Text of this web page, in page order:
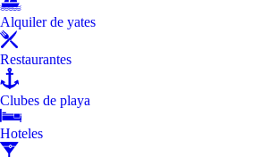
Alquiler de yates
Restaurantes
Clubes de playa
Hoteles